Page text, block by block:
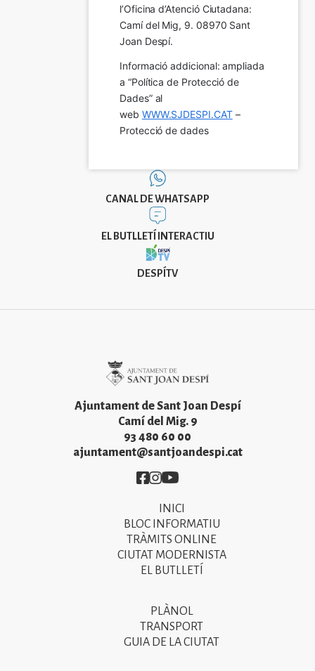
l’Oficina d’Atenció Ciutadana:
Camí del Mig, 9. 08970 Sant
Joan Despí.
Informació addicional: ampliada
a “Política de Protecció de
Dades” al
web WWW.SJDESPI.CAT –
Protecció de dades
CANAL DE WHATSAPP
EL BUTLLETÍ INTERACTIU
DESPÍTV
Ajuntament de Sant Joan Despí
Camí del Mig. 9
93 480 60 00
ajuntament@santjoandespi.cat
Imatge
Imatge
Imatge
INICI
BLOC INFORMATIU
TRÀMITS ONLINE
CIUTAT MODERNISTA
EL BUTLLETÍ
PLÀNOL
TRANSPORT
GUIA DE LA CIUTAT